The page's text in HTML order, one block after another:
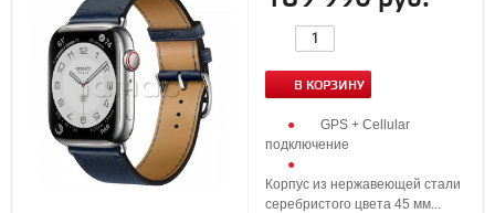
В КОРЗИНУ
GPS + Cellular
подключение
Корпус из нержавеющей стали
серебристого цвета 45 мм...